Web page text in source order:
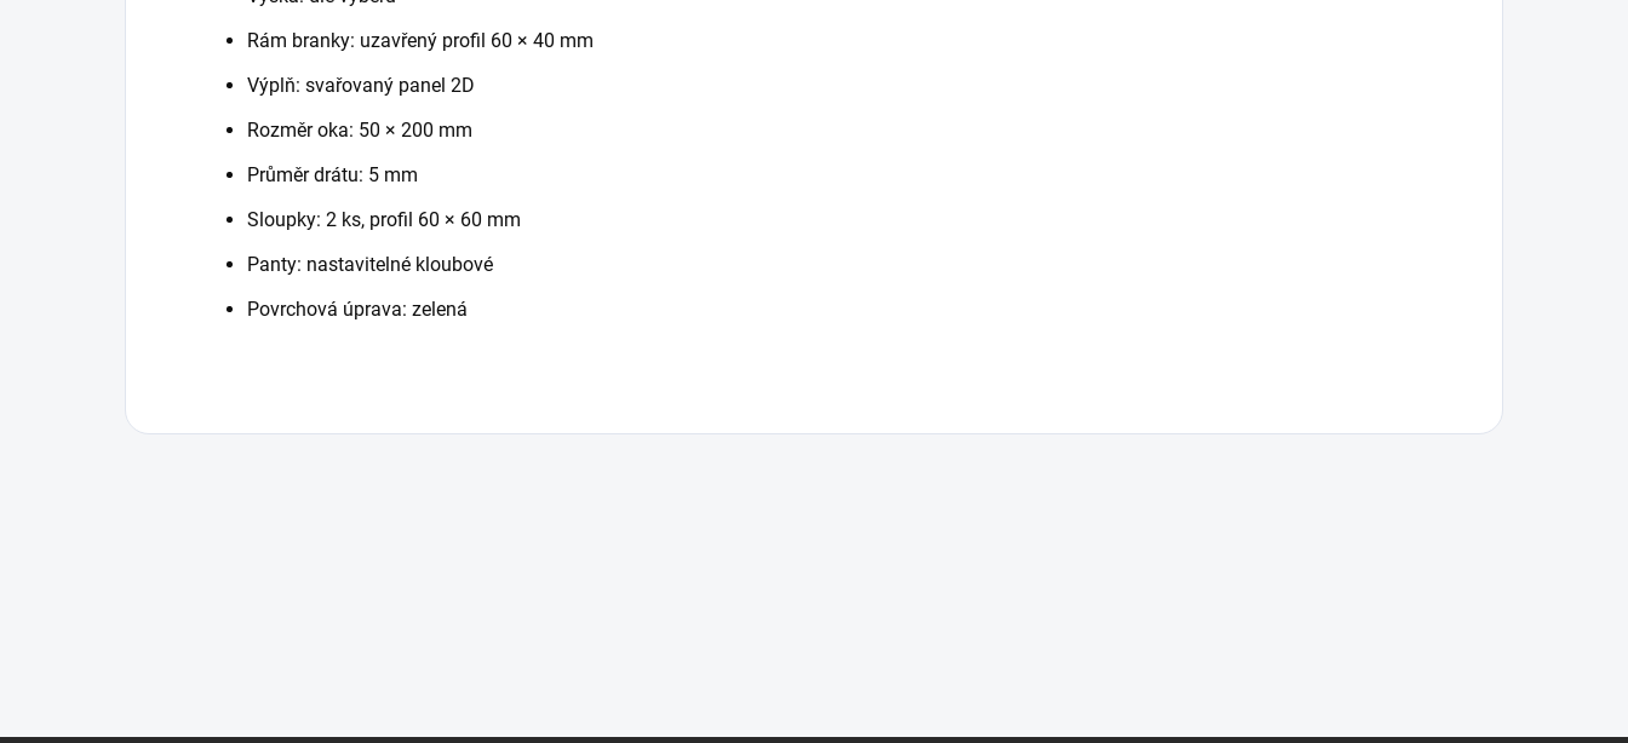
Rám branky: uzavřený profil 60 × 40 mm
Výplň: svařovaný panel 2D
Rozměr oka: 50 × 200 mm
Průměr drátu: 5 mm
Sloupky: 2 ks, profil 60 × 60 mm
Panty: nastavitelné kloubové
Povrchová úprava: zelená